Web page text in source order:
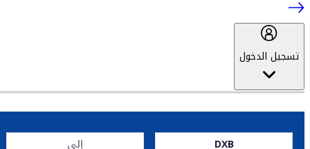
تسجيل الدخول
DXB إلى